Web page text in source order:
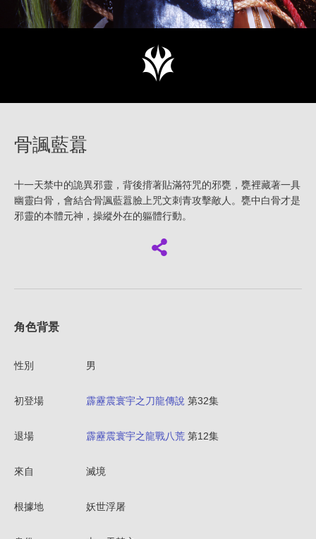
骨諷藍囂
十一天禁中的詭異邪靈，背後揹著貼滿符咒的邪甕，甕裡藏著一具
幽靈白骨，會結合骨諷藍囂臉上咒文刺青攻擊敵人。甕中白骨才是
邪靈的本體元神，操縱外在的軀體行動。
角色背景
性別 男
初登場 霹靂震寰宇之刀龍傳說 第32集
退場 霹靂震寰宇之龍戰八荒 第12集
來自 滅境
根據地 妖世浮屠